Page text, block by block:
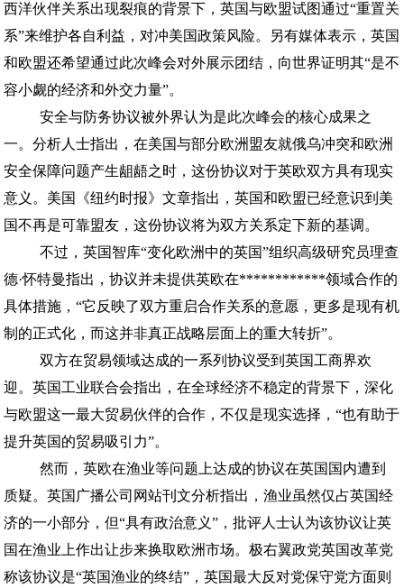
西洋伙伴关系出现裂痕的背景下，英国与欧盟试图通过“重置关
系”来维护各自利益，对冲美国政策风险。另有媒体表示，英国
和欧盟还希望通过此次峰会对外展示团结，向世界证明其“是不
容小觑的经济和外交力量”。
安全与防务协议被外界认为是此次峰会的核心成果之
一。分析人士指出，在美国与部分欧洲盟友就俄乌冲突和欧洲
安全保障问题产生龃龉之时，这份协议对于英欧双方具有现实
意义。美国《纽约时报》文章指出，英国和欧盟已经意识到美
国不再是可靠盟友，这份协议将为双方关系定下新的基调。
不过，英国智库“变化欧洲中的英国”组织高级研究员理查
德·怀特曼指出，协议并未提供英欧在************领域合作的
具体措施，“它反映了双方重启合作关系的意愿，更多是现有机
制的正式化，而这并非真正战略层面上的重大转折”。
双方在贸易领域达成的一系列协议受到英国工商界欢
迎。英国工业联合会指出，在全球经济不稳定的背景下，深化
与欧盟这一最大贸易伙伴的合作，不仅是现实选择，“也有助于
提升英国的贸易吸引力”。
然而，英欧在渔业等问题上达成的协议在英国国内遭到
质疑。英国广播公司网站刊文分析指出，渔业虽然仅占英国经
济的一小部分，但“具有政治意义”，批评人士认为该协议让英
国在渔业上作出让步来换取欧洲市场。极右翼政党英国改革党
称该协议是“英国渔业的终结”，英国最大反对党保守党方面则